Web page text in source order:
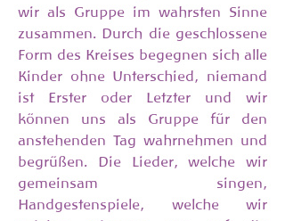
wir als Gruppe im wahrsten Sinne
zusammen. Durch die geschlossene
Form des Kreises begegnen sich alle
Kinder ohne Unterschied, niemand
ist Erster oder Letzter und wir
können uns als Gruppe für den
anstehenden Tag wahrnehmen und
begrüßen. Die Lieder, welche wir
gemeinsam singen,
Handgestenspiele, welche wir